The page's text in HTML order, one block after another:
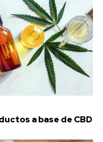
a base de CBD